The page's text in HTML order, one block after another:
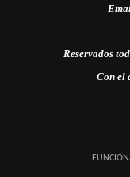
Reservados
Con el